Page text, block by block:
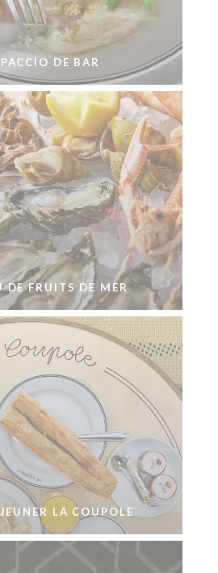
DE BAR
DE FRUITS DE MER
LA COUPOLE